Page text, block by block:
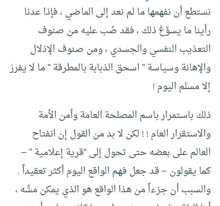
نستطع أن نفهمها ما لم نعد إلى الماضي ، فإذا عدنا
رأينا ما يسوِّغ ذلك ، فقد صُب عليه من صنوف
التعذيب النفسي والجسدي ، ومن صنوف الإذلال
والإهانة وسياسة ” اسحق الذبابة بالمطرقة ” ما لا يفرز
إلا مسلم اليوم !
ذلك باستمرار باسم المصلحة العامة وأمن الأمة
والاستقرار العام ! ! لكن لا بد من القول إن انفتاح
العالم على بعضه حتى تحول إلى “قرية إعلامية ” –
كما يقولون – قد جعل فهم الواقع اليوم أكثر تعقيداً .
والسبب أن جزءاً من هذا الواقع هو الذي يمكن مسُّه ،